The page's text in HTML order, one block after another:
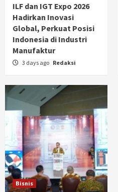
ILF dan IGT Expo 2026
Hadirkan Inovasi
Global, Perkuat Posisi
Indonesia di Industri
Manufaktur
3 days ago Redaksi
Bisnis